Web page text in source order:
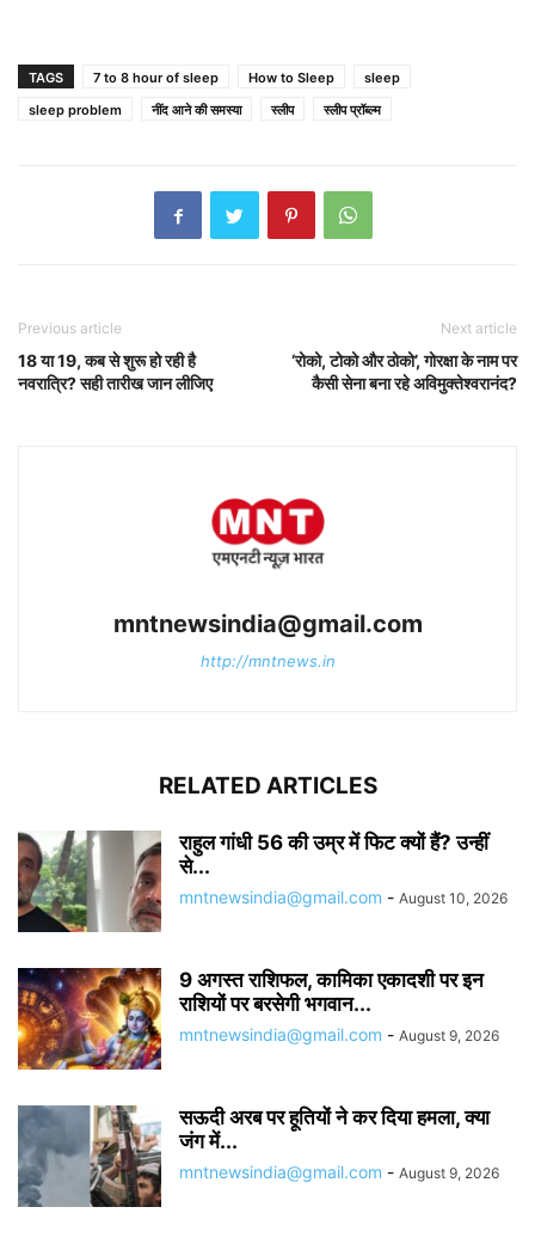
TAGS 7 to 8 hour of sleep How to Sleep
sleep
sleep problem
नींद आने की समस्या स्लीप स्लीप प्रॉब्ल्म
Previous article
18 या 19, कब से शुरू हो रही है
नवरात्रि? सही तारीख जान लीजिए
Next article
‘रोको, टोको और ठोको’, गोरक्षा के नाम पर
कैसी सेना बना रहे अविमुक्तेश्वरानंद?
mntnewsindia@gmail.com
http://mntnews.in
RELATED ARTICLES
राहुल गांधी 56 की उम्र में फिट क्यों हैं? उन्हीं
से...
mntnewsindia@gmail.com - August 10, 2026
9 अगस्त राशिफल, कामिका एकादशी पर इन
राशियों पर बरसेगी भगवान...
mntnewsindia@gmail.com - August 9, 2026
सऊदी अरब पर हूतियों ने कर दिया हमला, क्या
जंग में...
mntnewsindia@gmail.com - August 9, 2026